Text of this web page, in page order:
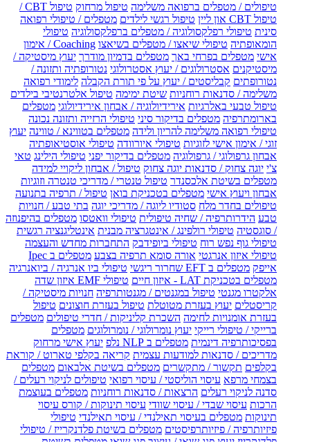
טיפולים / מטפלים ברפואה משלימה טיפול מרחוק
טיפול CBT /
טיפול CBT און ליין
טיפול רגשי לילדים מטפלים / טיפולי רפואה
סינית טיפולי רפלקסולוגיה / מטפלים ברפלקסולוגיה טיפולי
הומאופתיה טיפולי שיאצו / מטפלים בשיאצו
Coaching / אימון
אישי מטפלים בפרחי באך מטפלים בדמיון מודרך יעוץ מיסטיקה /
מיסטיקנים אסטרולוגים / יעוץ אסטרולוגי נטורופתיה ותזונה /
נטורופתים קבליסטים / יעוץ על פי תורת הקבלה לימודי רפואה
משלימה / סדנאות רוחניות שיטת ימימה טיפול אלטרנטיבי בילדים
טיפול טבעי באלרגיות אירידיולוגיה / אבחון אירידיולוגי מטפלים
בארומתרפיה מטפלים בדיקור סיני טיפולי הרזייה ותזונה נכונה
טיפולי רפואה משלימה להריון ולידה מטפלים בטווינא / טווינה יעוץ
זוגי / אימון אישי לזוגיות טיפולי איורוודה טיפולי אוסטיאופתיה
אבחון גרפולוגי / גרפולוגיה מטפלים בדיקור יפני טיפולי הילינג טאי
צ'י יוגה צחוק / סדנאות יוגה צחוק טיפול / אבחון ליקויי למידה
מטפלים בשיטת אלכסנדר טיפול טנטרי / מדריכי טנטרה וזוגיות
אבחון ויעוץ אישי מטפלים בטכניקת בואן טיפול / תרפיה בתנועה
טיפולים בחדר מלח סטודיו ליוגה / מדריכי יוגה בתי טבע / חנויות
טבע הידרותרפיה / שחיה טיפולית טיפולי וואטסו מטפלים בהיפנוזה
/ סוגסטיה טיפולי רולפינג / אינטגרציה מבנית אינטליגנציה רגשית
טיפולי גוף נפש רוח טיפולי ביופידבק התחברות מחדש והעצמה
טיפולי איזון אנרגטי אורה סומא תרפיה בצבע
מטפלים ב Ipec
אייפק מטפלים ב EFT שחרור ריגשי
טיפולי ביו אנרגיה / ביואנרגיה
מטפלים בטכניקת LAT - איזון חיים
טיפולי EMF איזון שדה
אלקטרו מגנטי טיפול במגנטים / מגנטותרפיה חנויות מיסטיקה /
קריסטלים יעוץ בעזרת מטוטלת טיפול בעזרת חוצונים טיפול
בעזרת אומנויות לחימה השכרת קליניקות / חדרי טיפולים מטפלים
ברייקי / טיפולי רייקי יעוץ נומרולוגי / נומרולוגים מטפלים
בפסיכותרפיה דינמית מטפלים ב NLP נלפ
יעוץ אישי מרחוק
מדריכים / סדנאות למודעות עצמית קריאה בקלפי טארוט / קוראת
בקלפים תקשור / מתקשרים מטפלים בשיטת אלבאום מטפלים
בצמחי מרפא עיסוי הוליסטי / עיסוי רפואי טיפולים לניקוי רעלים /
סדנה לניקוי רעלים הרצאות / סדנאות רוחניות מטפלים בעוצמת
הרכות עיסוי שבדי / עיסוי שוודי עיסוי תינוקות / קורס עיסוי
תינוקות מטפלים בעיסוי תאילנדי / עיסוי תאילנדי טיפולי
פיזיותרפיה / פיזיותרפיסטים מטפלים בשיטת פלדנקרייז / טיפולי